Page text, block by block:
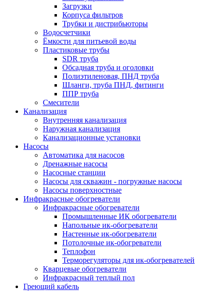
Загрузки
Корпуса фильтров
Трубки и дистрибьюторы
Водосчетчики
Ёмкости для питьевой воды
Пластиковые трубы
SDR труба
Обсадная труба и оголовки
Полиэтиленовая, ПНД труба
Шланги, труба ПНД, фитинги
ППР труба
Смесители
Канализация
Внутренняя канализация
Наружная канализация
Канализационные установки
Насосы
Автоматика для насосов
Дренажные насосы
Насосные станции
Насосы для скважин - погружные насосы
Насосы поверхностные
Инфракрасные обогреватели
Инфракрасные обогреватели
Промышленные ИК обогреватели
Напольные ик-обогреватели
Настенные ик-обогреватели
Потолочные ик-обогреватели
Теплофон
Терморегуляторы для ик-обогревателей
Кварцевые обогреватели
Инфракрасный теплый пол
Греющий кабель